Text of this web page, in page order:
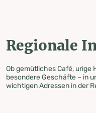
Regionale
Ob gemütliches Café, urige
besondere Geschäfte – in
wichtigen Adressen in der